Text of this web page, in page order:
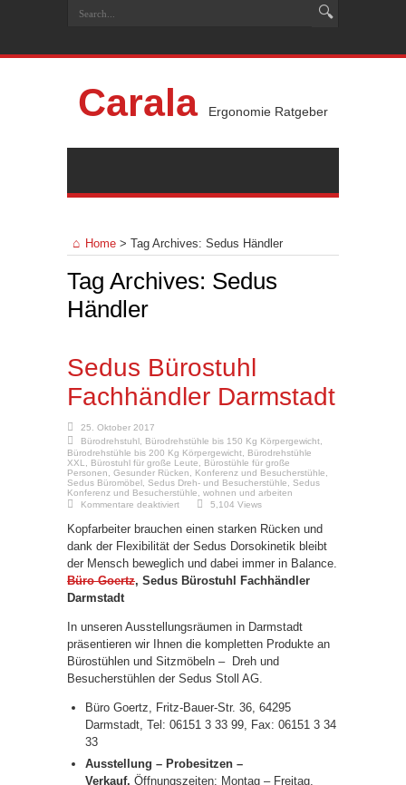
Carala Ergonomie Ratgeber
Home > Tag Archives: Sedus Händler
Tag Archives: Sedus
Händler
Sedus Bürostuhl
Fachhändler Darmstadt
25. Oktober 2017
Bürodrehstuhl
Bürodrehstühle bis 150 Kg Körpergewicht
Bürodrehstühle bis 200 Kg Körpergewicht
Bürodrehstühle
XXL
Bürostuhl für große Leute
Bürostühle für große
Personen
Gesunder Rücken Konferenz und Besucherstühle
Sedus Büromöbel Sedus Dreh- und Besucherstühle
Sedus
Konferenz und Besucherstühle
wohnen und arbeiten
Kommentare deaktiviertfür
Bürostuhl
Fachhändler
Darmstadt
5,104 Views
Kopfarbeiter brauchen einen starken Rücken und
dank der Flexibilität der Sedus Dorsokinetik bleibt
der Mensch beweglich und dabei immer in Balance.
Büro Goertz, Sedus Bürostuhl Fachhändler
Darmstadt
In unseren Ausstellungsräumen in Darmstadt
präsentieren wir Ihnen die kompletten Produkte an
Bürostühlen und Sitzmöbeln – Dreh und
Besucherstühlen der Sedus Stoll AG.
Büro Goertz, Fritz-Bauer-Str. 36, 64295
Darmstadt, Tel: 06151 3 33 99, Fax: 06151 3 34
33
Ausstellung – Probesitzen –
Verkauf. Öffnungszeiten: Montag – Freitag,